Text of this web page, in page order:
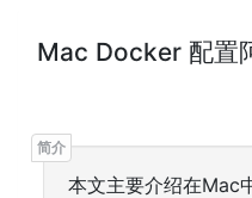
Mac Docker 配置
本文主要介绍在Mac